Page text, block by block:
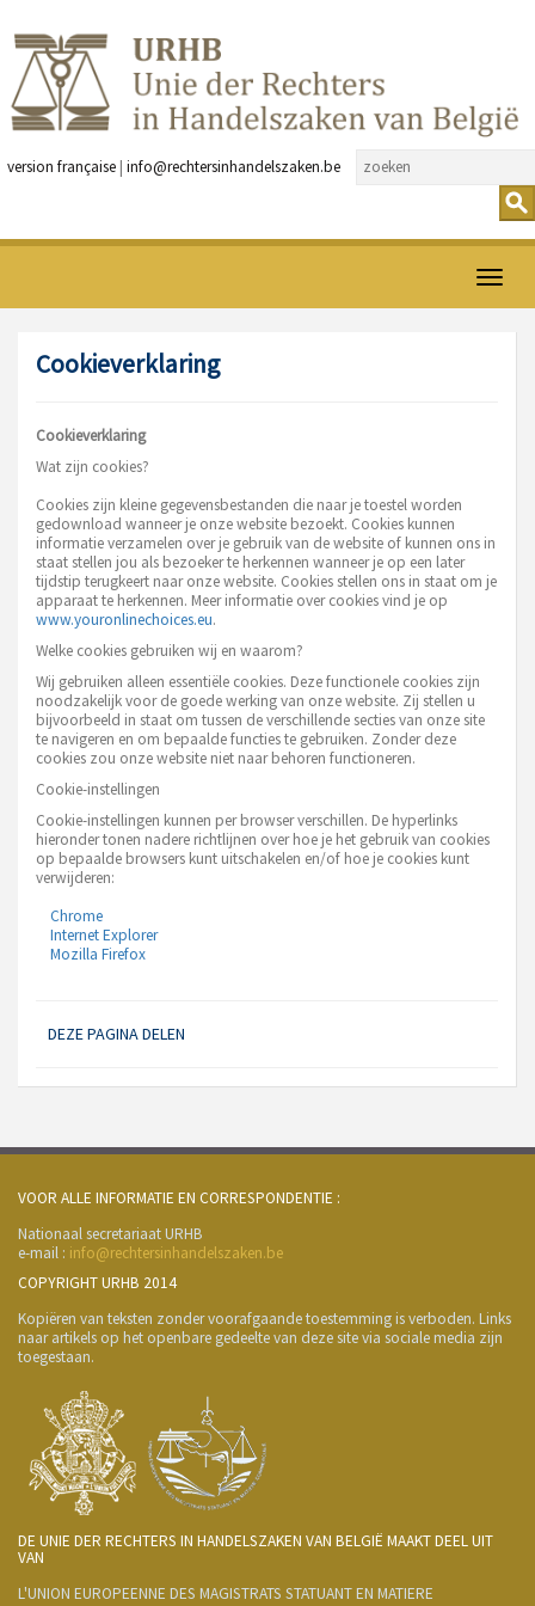
version française | info@rechtersinhandelszaken.be
Open
Cookieverklaring
Cookieverklaring
Wat zijn cookies?
Cookies zijn kleine gegevensbestanden die naar je toestel worden
gedownload wanneer je onze website bezoekt. Cookies kunnen
informatie verzamelen over je gebruik van de website of kunnen ons in
staat stellen jou als bezoeker te herkennen wanneer je op een later
tijdstip terugkeert naar onze website. Cookies stellen ons in staat om je
apparaat te herkennen. Meer informatie over cookies vind je op
www.youronlinechoices.eu.
Welke cookies gebruiken wij en waarom?
Wij gebruiken alleen essentiële cookies. Deze functionele cookies zijn
noodzakelijk voor de goede werking van onze website. Zij stellen u
bijvoorbeeld in staat om tussen de verschillende secties van onze site
te navigeren en om bepaalde functies te gebruiken. Zonder deze
cookies zou onze website niet naar behoren functioneren.
Cookie-instellingen
Cookie-instellingen kunnen per browser verschillen. De hyperlinks
hieronder tonen nadere richtlijnen over hoe je het gebruik van cookies
op bepaalde browsers kunt uitschakelen en/of hoe je cookies kunt
verwijderen:
Chrome
Internet Explorer
Mozilla Firefox
DEZE PAGINA DELEN
VOOR ALLE INFORMATIE EN CORRESPONDENTIE :
Nationaal secretariaat URHB
e-mail : info@rechtersinhandelszaken.be
COPYRIGHT URHB 2014
Kopiëren van teksten zonder voorafgaande toestemming is verboden. Links
naar artikels op het openbare gedeelte van deze site via sociale media zijn
toegestaan.
DE UNIE DER RECHTERS IN HANDELSZAKEN VAN BELGIË MAAKT DEEL UIT
VAN
L'UNION EUROPEENNE DES MAGISTRATS STATUANT EN MATIERE